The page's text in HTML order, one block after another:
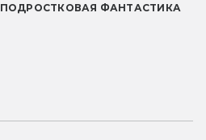
ПОДРОСТКОВАЯ ФАНТАСТИКА